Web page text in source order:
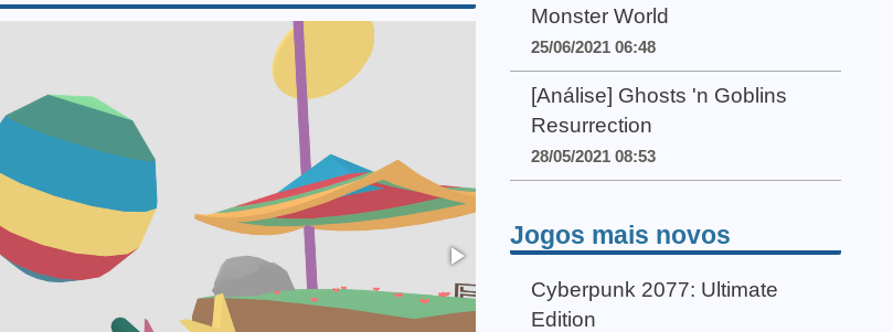
Monster World
25/06/2021 06:48
[Análise] Ghosts 'n Goblins
Resurrection
28/05/2021 08:53
Jogos mais novos
Cyberpunk 2077: Ultimate
Edition